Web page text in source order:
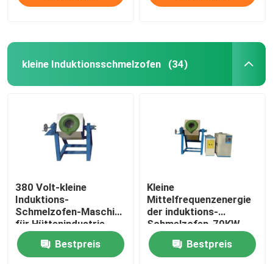
kleine Induktionsschmelzofen (34)
380 Volt-kleine
Induktions-
Schmelzofen-Maschine
für Hüttenindustrie
Bestpreis
Kleine
Mittelfrequenzenergie
der induktions-
Schmelzofen-70KW
380V
Bestpreis